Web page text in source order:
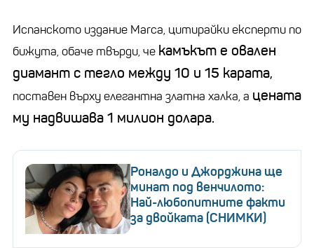
Испанското издание Marca, цитирайки експерти по
бижута, обаче твърди, че камъкът е овален
диамант с тегло между 10 и 15 карата,
поставен върху елегантна златна халка, а цената
му надвишава 1 милион долара.
Роналдо и Джорджина ще
минат под венчилото:
Най-любопитните факти
за двойката (СНИМКИ)